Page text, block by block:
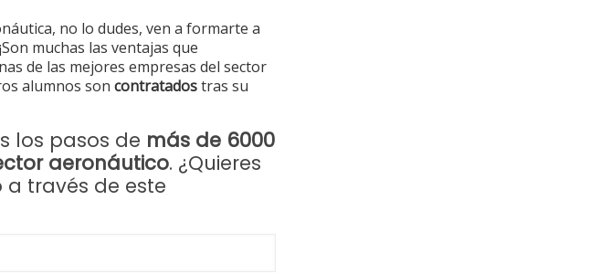
no lo dudes, ven a formarte a
muchas las ventajas que
de las mejores empresas del sector
alumnos soncontratadostras su
los pasos de más de 6000
aeronáutico. ¿Quieres
a través de este